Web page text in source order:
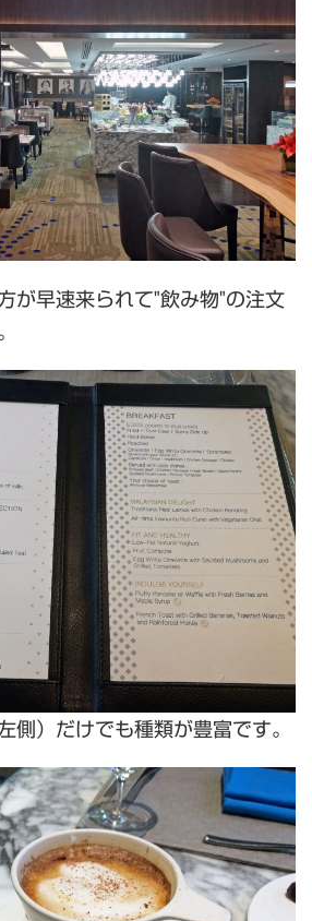
が早速来られて"飲み物"の注文
側）だけでも種類が豊富です。